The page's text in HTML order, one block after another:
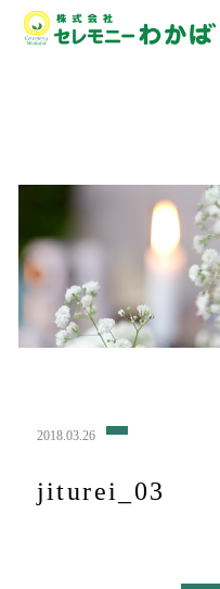
2018.03.26
jiturei_03